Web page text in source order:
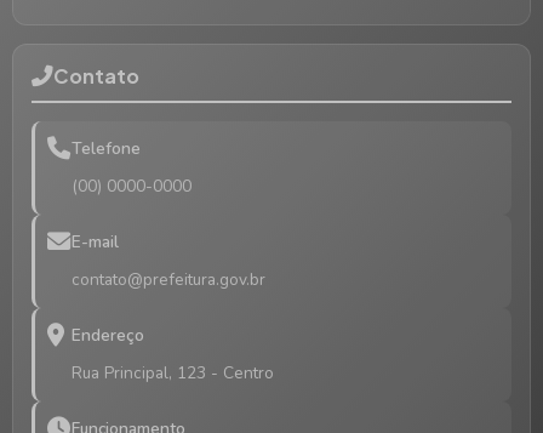
Contato
Telefone
(00) 0000-0000
E-mail
contato@prefeitura.gov.br
Endereço
Rua Principal, 123 - Centro